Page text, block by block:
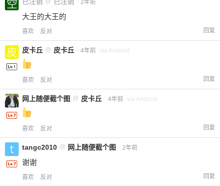
2年前
大王的大王的
喜欢 反对 回复
皮卡丘 @ 皮卡丘 4年前 via Android
喜欢 反对 回复
网上随便截个图 @ 皮卡丘 4年前 via Android
喜欢 反对 回复
tangc2010 @ 网上随便截个图 2年前
谢谢
喜欢 反对 回复